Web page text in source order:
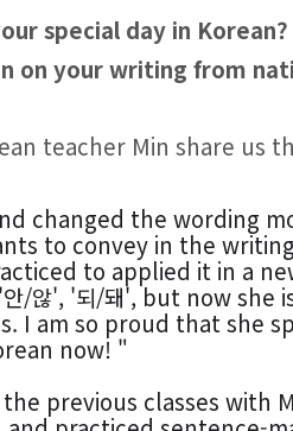
special day in Korean?
on your writing from
teacher Min share us
changed the wording
to convey in the
to applied it in a
/않', '되/돼', but now she
I am so proud that she
now! "
previous classes with